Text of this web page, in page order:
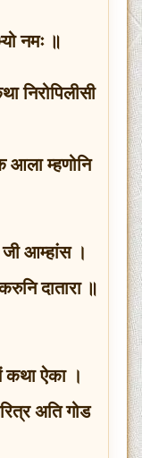
नमः ॥
निरोपिलीसी
आला म्हणोनि
जी आम्हांस ।
दातारा ॥
कथा ऐका ।
अति गोड